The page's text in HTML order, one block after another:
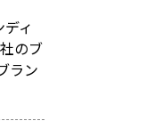
ィ
のブ
ラン